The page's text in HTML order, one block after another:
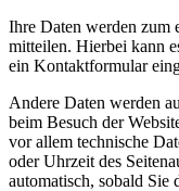
Ihre Daten werden zum
mitteilen. Hierbei kann
ein Kontaktformular
Andere Daten werden
beim Besuch der
vor allem technische
oder Uhrzeit des
automatisch, sobald Sie